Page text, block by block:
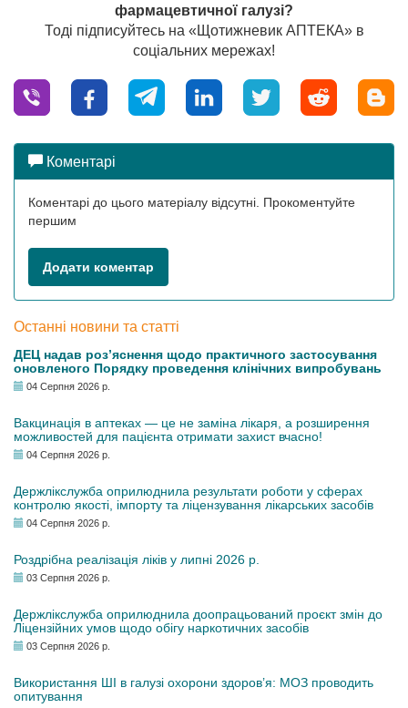
фармацевтичної галузі?
Тоді підписуйтесь на «Щотижневик АПТЕКА» в
соціальних мережах!
Коментарі
Коментарі до цього матеріалу відсутні. Прокоментуйте
першим
Додати коментар
Останні новини та статті
ДЕЦ надав роз’яснення щодо практичного застосування
оновленого Порядку проведення клінічних випробувань
04 Серпня 2026 р.
Вакцинація в аптеках — це не заміна лікаря, а розширення
можливостей для пацієнта отримати захист вчасно!
04 Серпня 2026 р.
Держлікслужба оприлюднила результати роботи у сферах
контролю якості, імпорту та ліцензування лікарських засобів
04 Серпня 2026 р.
Роздрібна реалізація ліків у липні 2026 р.
03 Серпня 2026 р.
Держлікслужба оприлюднила доопрацьований проєкт змін до
Ліцензійних умов щодо обігу наркотичних засобів
03 Серпня 2026 р.
Використання ШІ в галузі охорони здоров’я: МОЗ проводить
опитування